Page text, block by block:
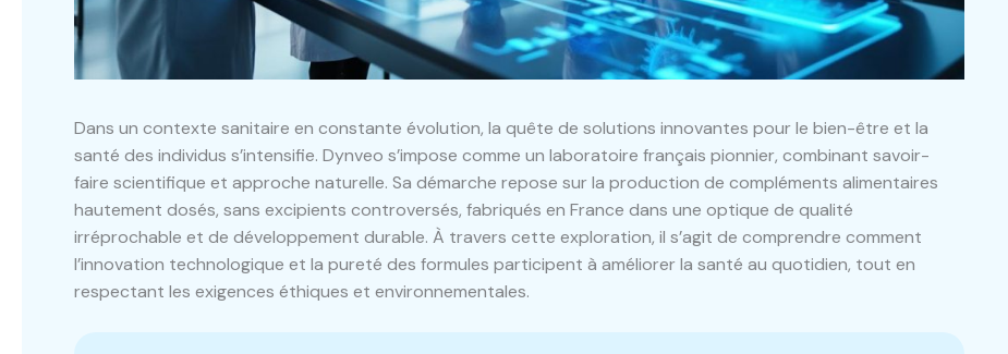
Dans un contexte sanitaire en constante évolution, la quête de solutions innovantes pour le bien-être et la
santé des individus s’intensifie. Dynveo s’impose comme un laboratoire français pionnier, combinant savoir-
faire scientifique et approche naturelle. Sa démarche repose sur la production de compléments alimentaires
hautement dosés, sans excipients controversés, fabriqués en France dans une optique de qualité
irréprochable et de développement durable. À travers cette exploration, il s’agit de comprendre comment
l’innovation technologique et la pureté des formules participent à améliorer la santé au quotidien, tout en
respectant les exigences éthiques et environnementales.